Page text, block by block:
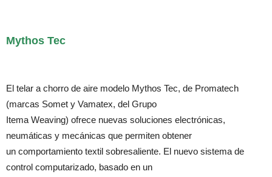
Mythos Tec
El telar a chorro de aire modelo Mythos Tec, de Promatech
(marcas Somet y Vamatex, del Grupo
Itema Weaving) ofrece nuevas soluciones electrónicas,
neumáticas y mecánicas que permiten obtener
un comportamiento textil sobresaliente. El nuevo sistema de
control computarizado, basado en un